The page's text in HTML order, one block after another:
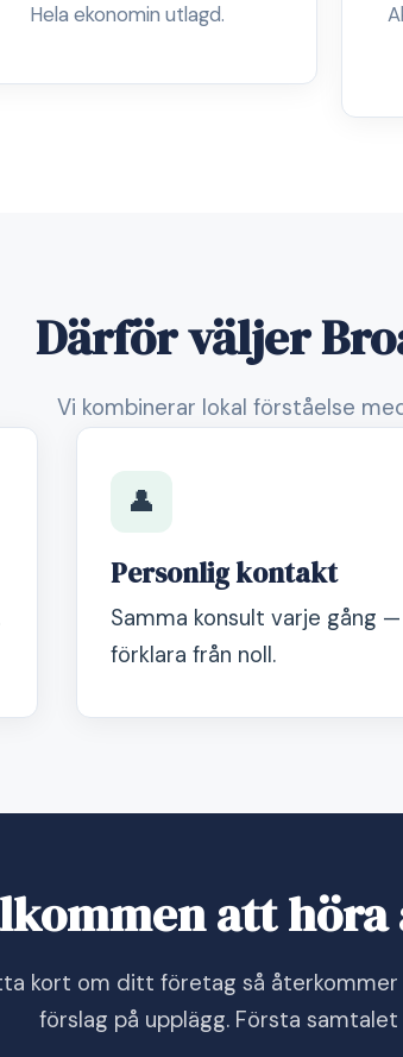
Hela ekonomin utlagd.
Därför väljer
Vi kombinerar lokal förståelse
👤
Personlig kontakt
Samma konsult varje gång
förklara från noll.
att höra
kort om ditt företag så
förslag på upplägg. Första